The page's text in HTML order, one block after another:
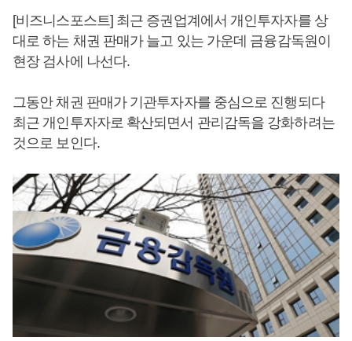
[비즈니스포스트] 최근 증권업계에서 개인투자자를 상
대로 하는 채권 판매가 늘고 있는 가운데 금융감독원이
현장 검사에 나선다.
그동안 채권 판매가 기관투자자를 중심으로 진행되다
최근 개인투자자로 확산되면서 관리감독을 강화하려는
것으로 보인다.